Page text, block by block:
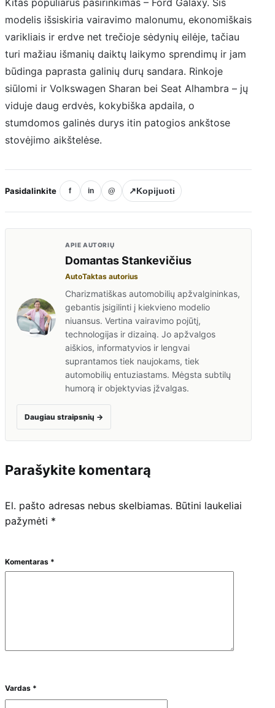
Kitas populiarus pasirinkimas – Ford Galaxy. Šis
modelis išsiskiria vairavimo malonumu, ekonomiškais
varikliais ir erdve net trečioje sėdynių eilėje, tačiau
turi mažiau išmanių daiktų laikymo sprendimų ir jam
būdinga paprasta galinių durų sandara. Rinkoje
siūlomi ir Volkswagen Sharan bei Seat Alhambra – jų
viduje daug erdvės, kokybiška apdaila, o
stumdomos galinės durys itin patogios ankštose
stovėjimo aikštelėse.
Pasidalinkite f in @ ↗Kopijuoti
APIE AUTORIŲ
Domantas Stankevičius
AutoTaktas autorius
Charizmatiškas automobilių apžvalgininkas,
gebantis įsigilinti į kiekvieno modelio
niuansus. Vertina vairavimo pojūtį,
technologijas ir dizainą. Jo apžvalgos
aiškios, informatyvios ir lengvai
suprantamos tiek naujokams, tiek
automobilių entuziastams. Mėgsta subtilų
humorą ir objektyvias įžvalgas.
Daugiau straipsnių →
Parašykite komentarą
El. pašto adresas nebus skelbiamas. Būtini laukeliai
pažymėti *
Komentaras *
Vardas *